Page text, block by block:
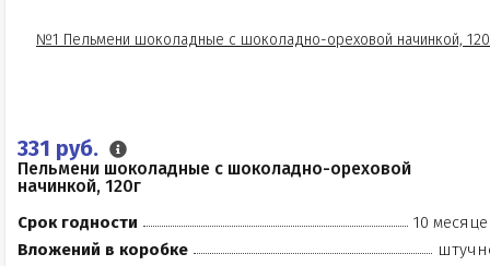
331 руб.
Пельмени шоколадные с шоколадно-ореховой
начинкой, 120г
Срок годности
10
Вложений в коробке